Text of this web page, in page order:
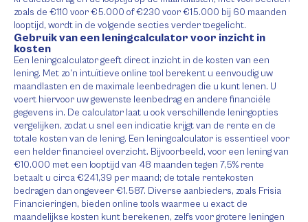
zoals de €110 voor €5.000 of €230 voor €15.000 bij 60 maanden
looptijd, wordt in de volgende secties verder toegelicht.
Gebruik van een leningcalculator voor inzicht in
kosten
Een leningcalculator geeft direct inzicht in de kosten van een
lening. Met zo’n intuïtieve online tool berekent u eenvoudig uw
maandlasten en de maximale leenbedragen die u kunt lenen. U
voert hiervoor uw gewenste leenbedrag en andere financiële
gegevens in. De calculator laat u ook verschillende leningopties
vergelijken, zodat u snel een indicatie krijgt van de rente en de
totale kosten van de lening. Een leningcalculator is essentieel voor
een helder financieel overzicht. Bijvoorbeeld, voor een lening van
€10.000 met een looptijd van 48 maanden tegen 7,5% rente
betaalt u circa €241,39 per maand; de totale rentekosten
bedragen dan ongeveer €1.587. Diverse aanbieders, zoals Frisia
Financieringen, bieden online tools waarmee u exact de
maandelijkse kosten kunt berekenen, zelfs voor grotere leningen